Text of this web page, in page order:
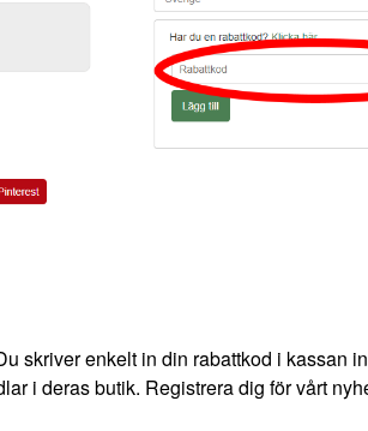
skriver enkelt in din rabattkod i kassan
i deras butik. Registrera dig för vårt